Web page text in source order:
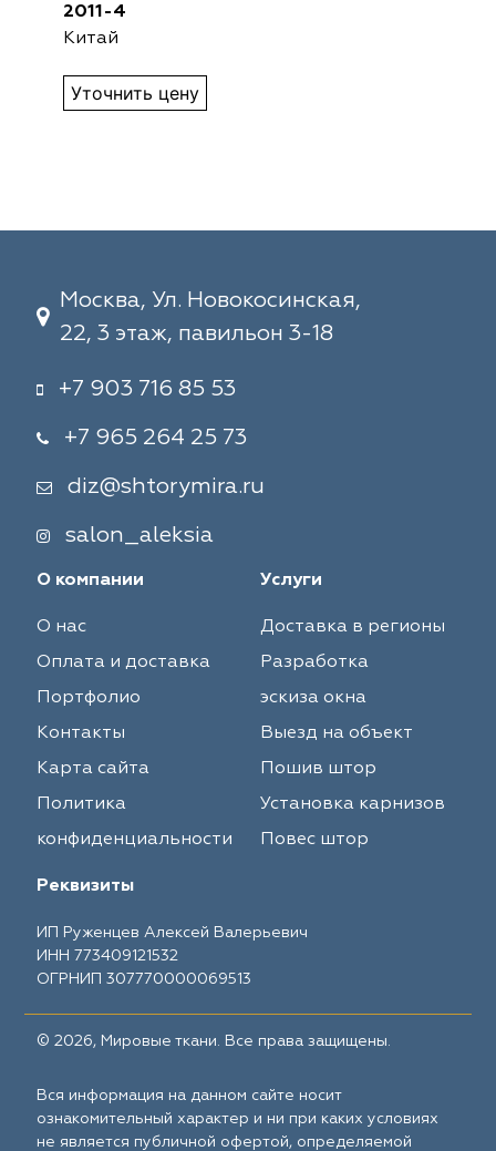
2011-4
Китай
Уточнить цену
Москва, Ул. Новокосинская,
22, 3 этаж, павильон 3-18
+7 903 716 85 53
+7 965 264 25 73
diz@shtorymira.ru
salon_aleksia
О компании
О нас
Оплата и доставка
Портфолио
Контакты
Карта сайта
Политика
конфиденциальности
Услуги
Доставка в регионы
Разработка
эскиза окна
Выезд на объект
Пошив штор
Установка карнизов
Повес штор
Реквизиты
ИП Руженцев Алексей Валерьевич
ИНН 773409121532
ОГРНИП 307770000069513
© 2026, Мировые ткани. Все права защищены.
Вся информация на данном сайте носит
ознакомительный характер и ни при каких условиях
не является публичной офертой, определяемой